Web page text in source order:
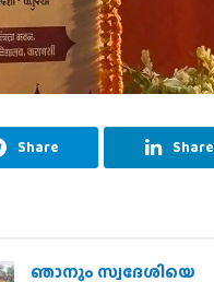
Share Share
ഞാനും സ്വദേശിയെ